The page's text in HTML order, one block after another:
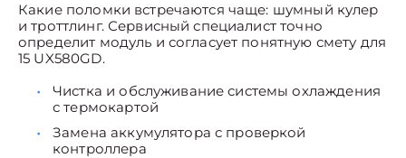
Какие поломки встречаются чаще: шумный кулер
и троттлинг. Сервисный специалист точно
определит модуль и согласует понятную смету для
15 UX580GD.
Чистка и обслуживание системы охлаждения
с термокартой
Замена аккумулятора с проверкой
контроллера